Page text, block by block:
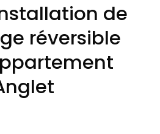
de
réversible